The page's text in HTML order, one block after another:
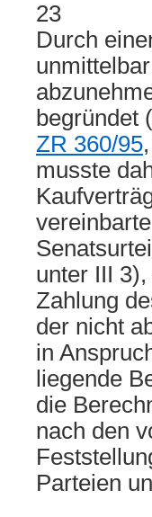
23
Durch
begründet
ZR 360/95,
musste
unter III
Zahlung
der nicht
in
liegende
die
nach den
Parteien